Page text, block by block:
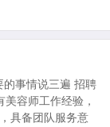
的事情说三遍 招聘
容师工作经验，
具备团队服务意